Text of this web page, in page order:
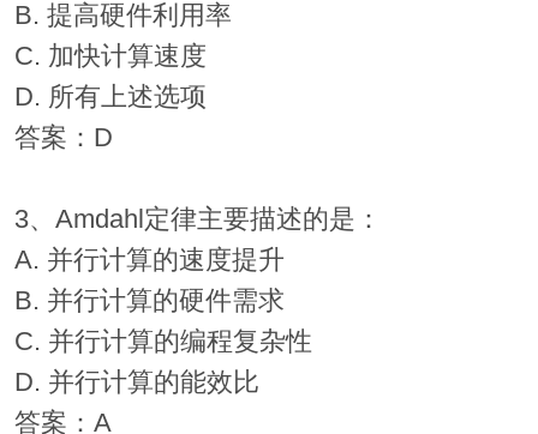
B. 提高硬件利用率
C. 加快计算速度
D. 所有上述选项
答案：D
3、Amdahl定律主要描述的是：
A. 并行计算的速度提升
B. 并行计算的硬件需求
C. 并行计算的编程复杂性
D. 并行计算的能效比
答案：A